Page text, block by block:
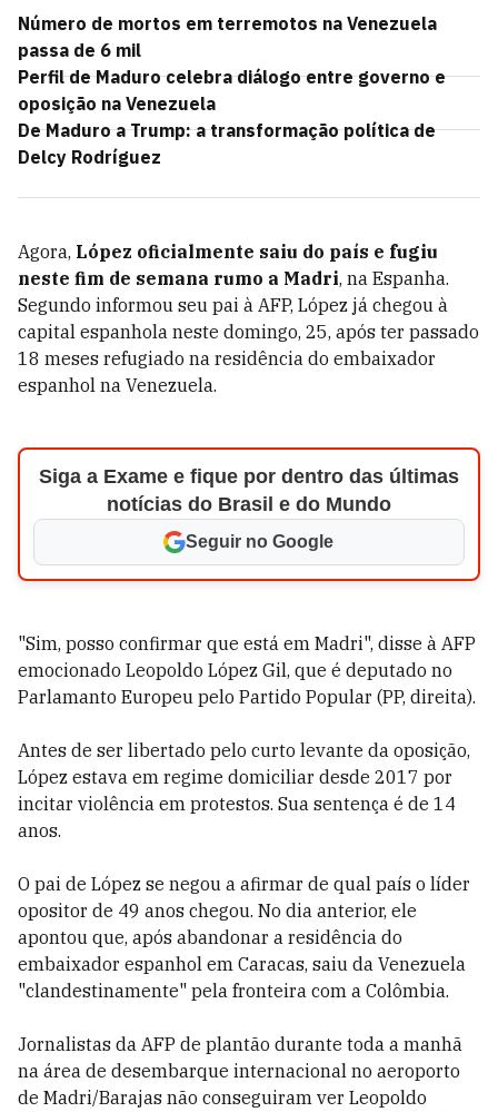
Número de mortos em terremotos na Venezuela
passa de 6 mil
Perfil de Maduro celebra diálogo entre governo e
oposição na Venezuela
De Maduro a Trump: a transformação política de
Delcy Rodríguez
Agora, López oficialmente saiu do país e fugiu
neste fim de semana rumo a Madri, na Espanha.
Segundo informou seu pai à AFP, López já chegou à
capital espanhola neste domingo, 25, após ter passado
18 meses refugiado na residência do embaixador
espanhol na Venezuela.
Siga a Exame e fique por dentro das últimas
notícias do Brasil e do Mundo
Seguir no Google
"Sim, posso confirmar que está em Madri", disse à AFP
emocionado Leopoldo López Gil, que é deputado no
Parlamanto Europeu pelo Partido Popular (PP, direita).
Antes de ser libertado pelo curto levante da oposição,
López estava em regime domiciliar desde 2017 por
incitar violência em protestos. Sua sentença é de 14
anos.
O pai de López se negou a afirmar de qual país o líder
opositor de 49 anos chegou. No dia anterior, ele
apontou que, após abandonar a residência do
embaixador espanhol em Caracas, saiu da Venezuela
"clandestinamente" pela fronteira com a Colômbia.
Jornalistas da AFP de plantão durante toda a manhã
na área de desembarque internacional no aeroporto
de Madri/Barajas não conseguiram ver Leopoldo